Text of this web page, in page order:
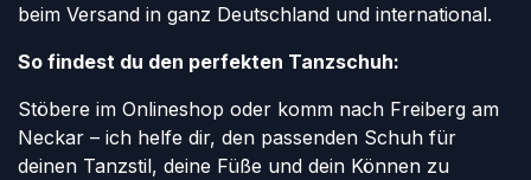
beim Versand in ganz Deutschland und international.
So findest du den perfekten Tanzschuh:
Stöbere im Onlineshop oder komm nach Freiberg am
Neckar – ich helfe dir, den passenden Schuh für
deinen Tanzstil, deine Füße und dein Können zu